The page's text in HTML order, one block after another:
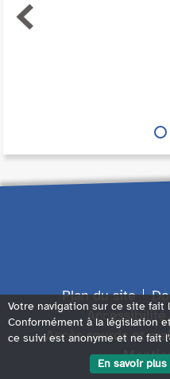
Plan du site
Accessibilité
Accès sourds et
Votre navigation sur ce site fait
Conformément à la législation
ce suivi est anonyme et ne fait
En savoir plus